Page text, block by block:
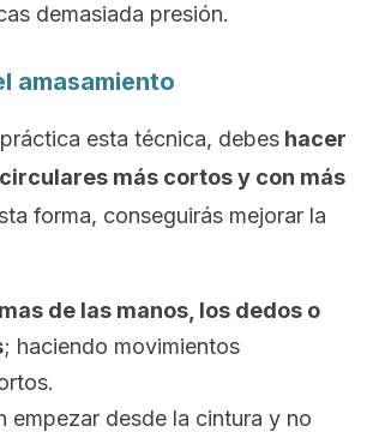
demasiada presión.
amasamiento
esta técnica, debes hacer
más cortos y con más
forma, conseguirás mejorar la
de las manos, los dedos o
; haciendo movimientos
empezar desde la cintura y no